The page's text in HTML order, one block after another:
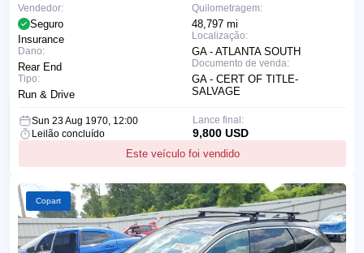
Quilometragem:
48,797 mi
Localização:
GA - ATLANTA SOUTH
Documento de venda:
GA - CERT OF TITLE-
SALVAGE
Vendedor:
Seguro
Insurance
Dano:
Rear End
Tipo:
Run & Drive
Sun 23 Aug 1970, 12:00
Leilão concluído
Este veículo foi vendido
Lance final:
9,800 USD
Copart